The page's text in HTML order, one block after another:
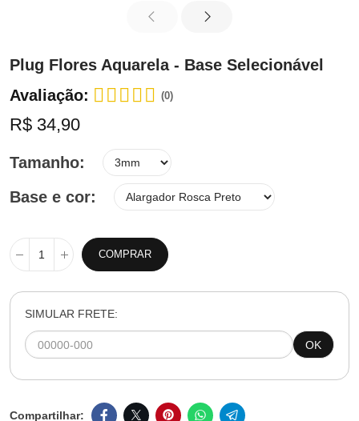
Plug Flores Aquarela - Base Selecionável
Avaliação:
(0)
R$ 34,90
Tamanho
Base e cor
COMPRAR
SIMULAR FRETE:
OK